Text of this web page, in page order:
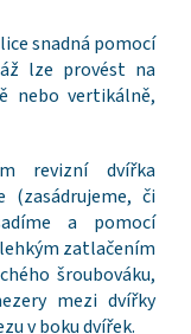
snadná pomocí
lze provést na
nebo vertikálně,
revizní dvířka
(zasádrujeme, či
a pomocí
zatlačením
šroubováku,
mezi dvířky
v boku dvířek.